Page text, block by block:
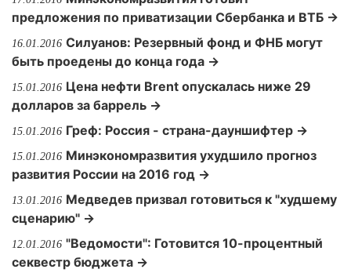
предложения по приватизации Сбербанка и ВТБ →
16.01.2016 Силуанов: Резервный фонд и ФНБ могут
быть проедены до конца года →
15.01.2016 Цена нефти Brent опускалась ниже 29
долларов за баррель →
15.01.2016 Греф: Россия - страна-дауншифтер →
15.01.2016 Минэкономразвития ухудшило прогноз
развития России на 2016 год →
13.01.2016 Медведев призвал готовиться к "худшему
сценарию" →
12.01.2016 "Ведомости": Готовится 10-процентный
секвестр бюджета →